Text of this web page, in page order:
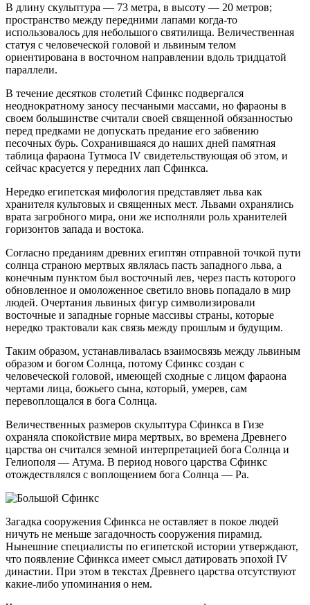
В длину скульптура — 73 метра, в высоту — 20 метров;
пространство между передними лапами когда-то
использовалось для небольшого святилища. Величественная
статуя с человеческой головой и львиным телом
ориентирована в восточном направлении вдоль тридцатой
параллели.
В течение десятков столетий Сфинкс подвергался
неоднократному заносу песчаными массами, но фараоны в
своем большинстве считали своей священной обязанностью
перед предками не допускать предание его забвению
песочных бурь. Сохранившаяся до наших дней памятная
таблица фараона Тутмоса IV свидетельствующая об этом, и
сейчас красуется у передних лап Сфинкса.
Нередко египетская мифология представляет льва как
хранителя культовых и священных мест. Львами охранялись
врата загробного мира, они же исполняли роль хранителей
горизонтов запада и востока.
Согласно преданиям древних египтян отправной точкой пути
солнца страною мертвых являлась пасть западного льва, а
конечным пунктом был восточный лев, через пасть которого
обновленное и омоложенное светило вновь попадало в мир
людей. Очертания львиных фигур символизировали
восточные и западные горные массивы страны, которые
нередко трактовали как связь между прошлым и будущим.
Таким образом, устанавливалась взаимосвязь между львиным
образом и богом Солнца, потому Сфинкс создан с
человеческой головой, имеющей сходные с лицом фараона
чертами лица, божьего сына, который, умерев, сам
перевоплощался в бога Солнца.
Величественных размеров скульптура Сфинкса в Гизе
охраняла спокойствие мира мертвых, во времена Древнего
царства он считался земной интерпретацией бога Солнца и
Гелиополя — Атума. В период нового царства Сфинкс
отождествлялся с воплощением бога Солнца — Ра.
Загадка сооружения Сфинкса не оставляет в покое людей
ничуть не меньше загадочность сооружения пирамид.
Нынешние специалисты по египетской истории утверждают,
что появление Сфинкса имеет смысл датировать эпохой IV
династии. При этом в текстах Древнего царства отсутствуют
какие-либо упоминания о нем.